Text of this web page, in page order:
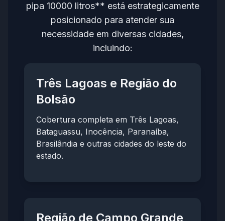
pipa 10000 litros** está estrategicamente
posicionado para atender sua
necessidade em diversas cidades,
incluindo:
Três Lagoas e Região do
Bolsão
Cobertura completa em Três Lagoas,
Bataguassu, Inocência, Paranaíba,
Brasilândia e outras cidades do leste do
estado.
Região de Campo Grande